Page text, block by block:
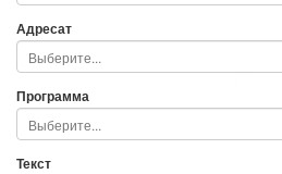
Адресат
Программа
Текст